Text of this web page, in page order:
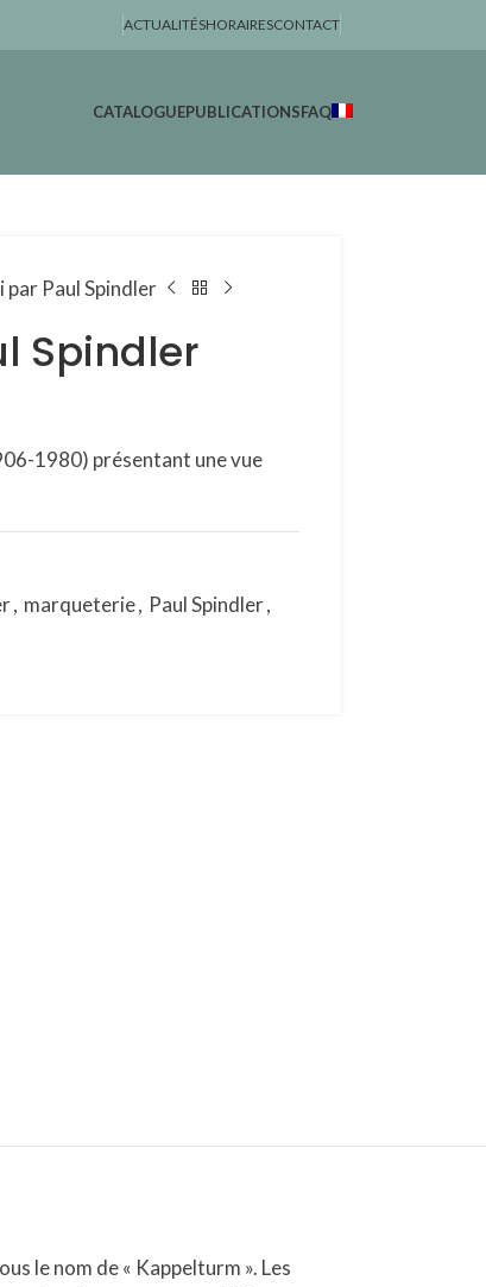
ACTUALITÉSHORAIRESCONTACT
CATALOGUEPUBLICATIONSFAQ
par Paul Spindler
Spindler
1980) présentant une vue
, marqueterie, Paul Spindler,
le nom de « Kappelturm ». Les